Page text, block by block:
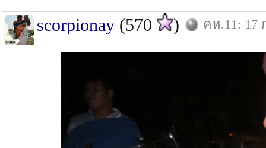
scorpionay (570 ) คห.11: 17